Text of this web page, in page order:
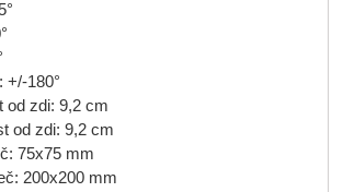
+/-180°
od zdi: 9,2 cm
od zdi: 9,2 cm
75x75 mm
200x200 mm